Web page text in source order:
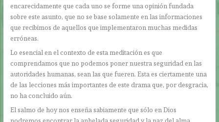
encarecidamente que cada uno se forme una opinión fundada
sobre este asunto, que no se base solamente en las informaciones
que recibimos de aquellos que implementaron muchas medidas
erróneas.
Lo esencial en el contexto de esta meditación es que
comprendamos que no podemos poner nuestra seguridad en las
autoridades humanas, sean las que fueren. Esta es ciertamente una
de las lecciones más importantes de este drama que, por desgracia,
no ha concluido aún.
El salmo de hoy nos enseña sabiamente que sólo en Dios